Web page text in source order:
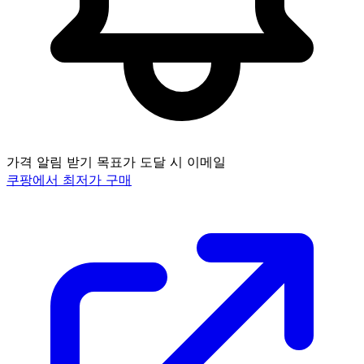
가격 알림 받기 목표가 도달 시 이메일
쿠팡에서 최저가 구매